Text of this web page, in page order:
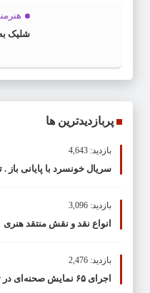
شلیک
پربازدیدترین ها
بازدید: 4,643
سریال خونسرد با پایانی
بازدید: 3,096
انواع نقد و نقش منتقد هنری
بازدید: 2,476
اجرای ۶۵ نمایش صحنه‌ای در تهران و ۳۰۰ اثر در شهرستان‌ها